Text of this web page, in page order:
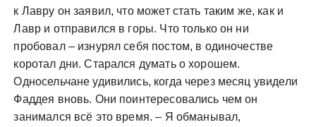
к Лавру он заявил, что может стать таким же, как и
Лавр и отправился в горы. Что только он ни
пробовал – изнурял себя постом, в одиночестве
коротал дни. Старался думать о хорошем.
Односельчане удивились, когда через месяц увидели
Фаддея вновь. Они поинтересовались чем он
занимался всё это время. – Я обманывал,